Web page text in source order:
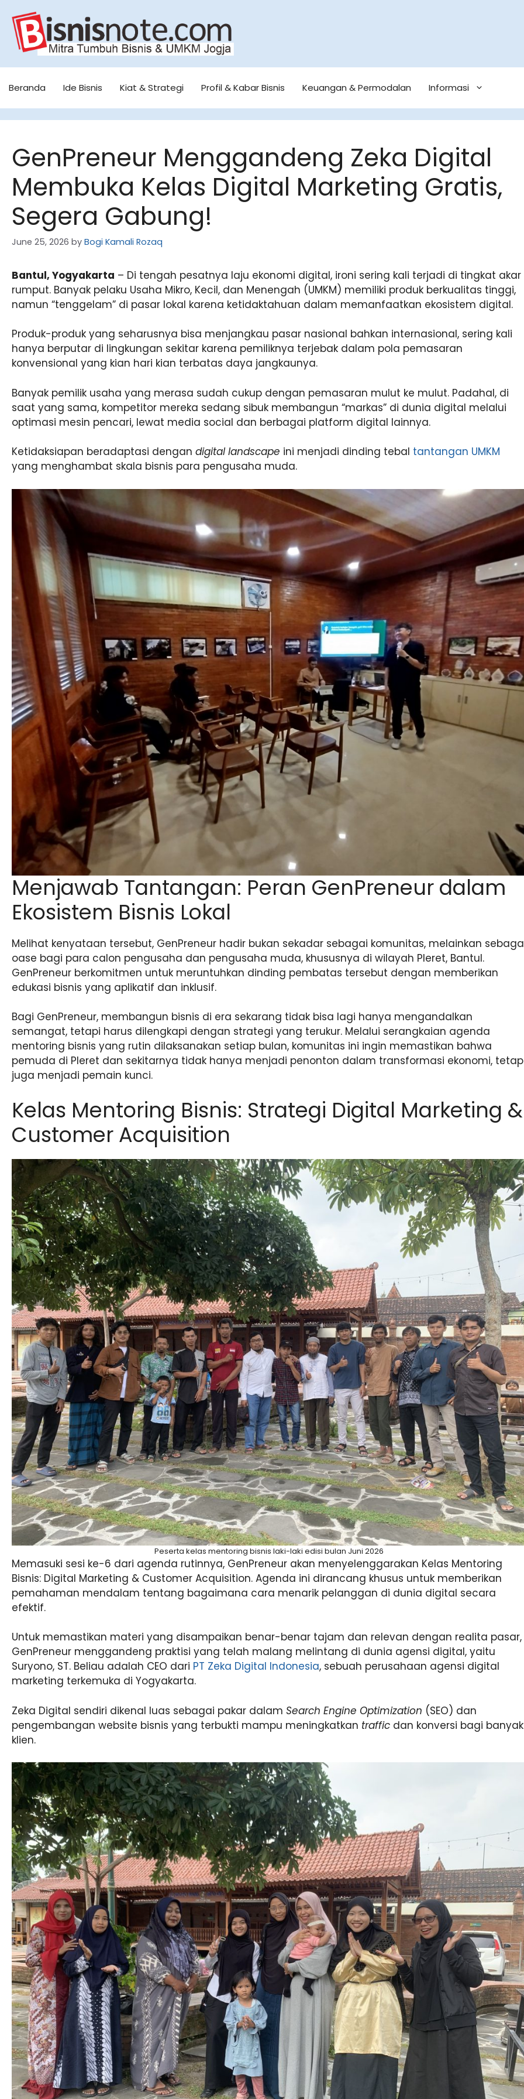
content
Beranda Ide Bisnis Kiat & Strategi Profil & Kabar Bisnis Keuangan & Permodalan Informasi
GenPreneur Menggandeng Zeka Digital
Membuka Kelas Digital Marketing Gratis,
Segera Gabung!
June 25, 2026 by Bogi Kamali Rozaq
Bantul, Yogyakarta – Di tengah pesatnya laju ekonomi digital, ironi sering kali terjadi di tingkat akar
rumput. Banyak pelaku Usaha Mikro, Kecil, dan Menengah (UMKM) memiliki produk berkualitas tinggi,
namun “tenggelam” di pasar lokal karena ketidaktahuan dalam memanfaatkan ekosistem digital.
Produk-produk yang seharusnya bisa menjangkau pasar nasional bahkan internasional, sering kali
hanya berputar di lingkungan sekitar karena pemiliknya terjebak dalam pola pemasaran
konvensional yang kian hari kian terbatas daya jangkaunya.
Banyak pemilik usaha yang merasa sudah cukup dengan pemasaran mulut ke mulut. Padahal, di
saat yang sama, kompetitor mereka sedang sibuk membangun “markas” di dunia digital melalui
optimasi mesin pencari, lewat media social dan berbagai platform digital lainnya.
Ketidaksiapan beradaptasi dengan digital landscape ini menjadi dinding tebal tantangan UMKM
yang menghambat skala bisnis para pengusaha muda.
Menjawab Tantangan: Peran GenPreneur dalam
Ekosistem Bisnis Lokal
Melihat kenyataan tersebut, GenPreneur hadir bukan sekadar sebagai komunitas, melainkan
oase bagi para calon pengusaha dan pengusaha muda, khususnya di wilayah Pleret, Bantul.
GenPreneur berkomitmen untuk meruntuhkan dinding pembatas tersebut dengan memberikan
edukasi bisnis yang aplikatif dan inklusif.
Bagi GenPreneur, membangun bisnis di era sekarang tidak bisa lagi hanya mengandalkan
semangat, tetapi harus dilengkapi dengan strategi yang terukur. Melalui serangkaian agenda
mentoring bisnis yang rutin dilaksanakan setiap bulan, komunitas ini ingin memastikan bahwa
pemuda di Pleret dan sekitarnya tidak hanya menjadi penonton dalam transformasi ekonomi,
juga menjadi pemain kunci.
Kelas Mentoring Bisnis: Strategi Digital Marketing &
Customer Acquisition
Peserta kelas mentoring bisnis laki-laki edisi bulan Juni 2026
Memasuki sesi ke-6 dari agenda rutinnya, GenPreneur akan menyelenggarakan Kelas Mentoring
Bisnis: Digital Marketing & Customer Acquisition. Agenda ini dirancang khusus untuk memberikan
pemahaman mendalam tentang bagaimana cara menarik pelanggan di dunia digital secara
efektif.
Untuk memastikan materi yang disampaikan benar-benar tajam dan relevan dengan realita pasar,
GenPreneur menggandeng praktisi yang telah malang melintang di dunia agensi digital, yaitu
Suryono, ST. Beliau adalah CEO dari PT Zeka Digital Indonesia, sebuah perusahaan agensi digital
marketing terkemuka di Yogyakarta.
Zeka Digital sendiri dikenal luas sebagai pakar dalam Search Engine Optimization (SEO) dan
pengembangan website bisnis yang terbukti mampu meningkatkan traffic dan konversi bagi banyak
klien.